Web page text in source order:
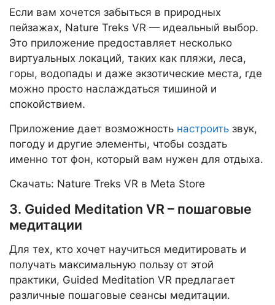
Если вам хочется забыться в природных
пейзажах, Nature Treks VR — идеальный выбор.
Это приложение предоставляет несколько
виртуальных локаций, таких как пляжи, леса,
горы, водопады и даже экзотические места, где
можно просто наслаждаться тишиной и
спокойствием.
Приложение дает возможность настроить звук,
погоду и другие элементы, чтобы создать
именно тот фон, который вам нужен для отдыха.
Скачать: Nature Treks VR в Meta Store
3. Guided Meditation VR – пошаговые
медитации
Для тех, кто хочет научиться медитировать и
получать максимальную пользу от этой
практики, Guided Meditation VR предлагает
различные пошаговые сеансы медитации.